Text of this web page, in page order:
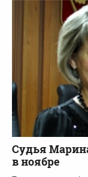
Судья
в ноябре